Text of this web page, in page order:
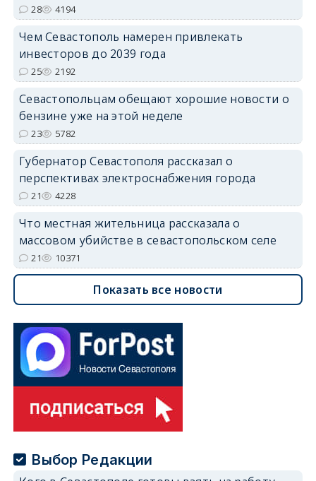
28 4194
Чем Севастополь намерен привлекать
инвесторов до 2039 года
25 2192
Севастопольцам обещают хорошие новости о
бензине уже на этой неделе
23 5782
Губернатор Севастополя рассказал о
перспективах электроснабжения города
21 4228
Что местная жительница рассказала о
массовом убийстве в севастопольском селе
21 10371
Показать все новости
Выбор Редакции